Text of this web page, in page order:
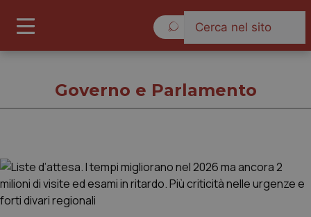
Cronache
Governo e Parlamento